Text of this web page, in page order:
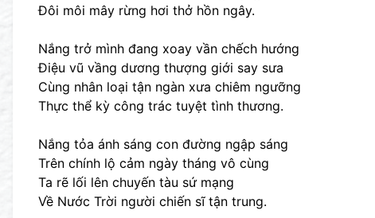
Đôi môi mây rừng hơi thở hồn ngây.
Nắng trở mình đang xoay vần chếch hướng
Điệu vũ vầng dương thượng giới say sưa
Cùng nhân loại tận ngàn xưa chiêm ngưỡng
Thực thể kỳ công trác tuyệt tình thương.
Nắng tỏa ánh sáng con đường ngập sáng
Trên chính lộ cảm ngày tháng vô cùng
Ta rẽ lối lên chuyến tàu sứ mạng
Về Nước Trời người chiến sĩ tận trung.